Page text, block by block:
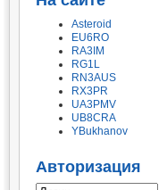
Asteroid
EU6RO
RA3IM
RG1L
RN3AUS
RX3PR
UA3PMV
UB8CRA
YBukhanov
Авторизация